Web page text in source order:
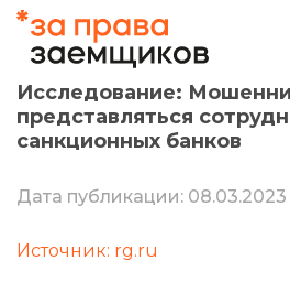
Исследование:
представляться
санкционных банков
Дата публикации: 08.03.2023
Источник: rg.ru